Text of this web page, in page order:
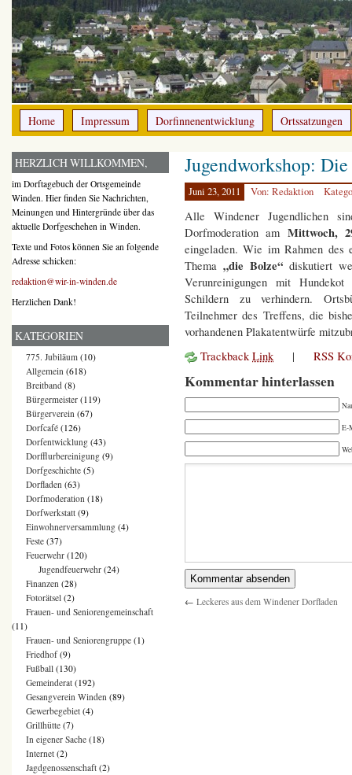
Home Impressum Dorfinnenentwicklung Ortssatzungen
Jugendworkshop:
Juni 23, 2011 Von: Redaktion
Alle Windener Jugendlichen
Dorfmoderation am Mittwoch,
eingeladen. Wie im Rahmen des
Thema„die Bolze“ diskutiert
Verunreinigungen mit
Schildern zu verhindern.
Teilnehmer des Treffens, die
vorhandenen Plakatentwürfe
TrackbackLink | RSS
Kommentar hinterlassen
E-
← Leckeres aus dem Windener Dorfladen
HERZLICH WILLKOMMEN,
im Dorftagebuch der Ortsgemeinde
Winden. Hier finden Sie Nachrichten,
Meinungen und Hintergründe über das
aktuelle Dorfgeschehen in Winden.
Texte und Fotos können Sie an folgende
Adresse schicken:
redaktion@wir-in-winden.de
Herzlichen Dank!
KATEGORIEN
775. Jubiläum (10)
Allgemein (618)
Breitband (8)
Bürgermeister (119)
Bürgerverein (67)
Dorfcafé (126)
Dorfentwicklung (43)
Dorfflurbereinigung (9)
Dorfgeschichte (5)
Dorfladen (63)
Dorfmoderation (18)
Dorfwerkstatt (9)
Einwohnerversammlung (4)
Feste (37)
Feuerwehr (120)
Jugendfeuerwehr (24)
Finanzen (28)
Fotorätsel (2)
Frauen- und Seniorengemeinschaft
(11)
Frauen- und Seniorengruppe (1)
Friedhof(9)
Fußball (130)
Gemeinderat (192)
Gesangverein Winden (89)
Gewerbegebiet (4)
Grillhütte (7)
In eigener Sache (18)
Internet (2)
Jagdgenossenschaft (2)